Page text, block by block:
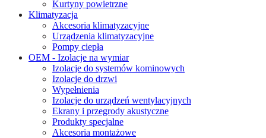
Kurtyny powietrzne
Klimatyzacja
Akcesoria klimatyzacyjne
Urządzenia klimatyzacyjne
Pompy ciepła
OEM - Izolacje na wymiar
Izolacje do systemów kominowych
Izolacje do drzwi
Wypełnienia
Izolacje do urządzeń wentylacyjnych
Ekrany i przegrody akustyczne
Produkty specjalne
Akcesoria montażowe